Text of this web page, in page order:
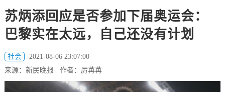
苏炳添回应是否参加下届奥运会：
巴黎实在太远，自己还没有计划
社会
2021-08-06 23:07:00
来源：新民晚报 作者：厉苒苒